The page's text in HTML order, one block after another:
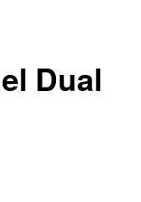
Dual